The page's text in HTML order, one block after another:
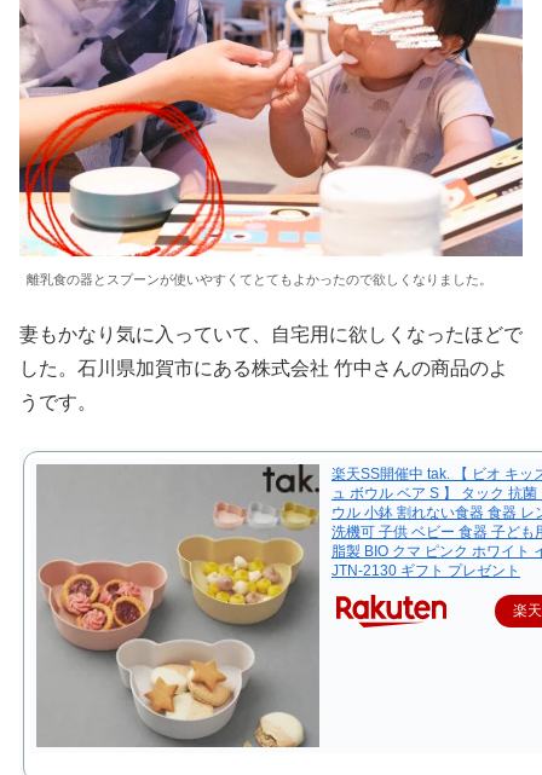
離乳食の器とスプーンが使いやすくてとてもよかったので欲しくなりました。
妻もかなり気に入っていて、自宅用に欲しくなったほどで
した。石川県加賀市にある株式会社 竹中さんの商品のよ
うです。
楽天SS開催中 tak. 【 ビオ キッ
ュ ボウル ベア S 】 タック 抗菌
ウル 小鉢 割れない食器 食器 レ
洗機可 子供 ベビー 食器 子ども
脂製 BIO クマ ピンク ホワイト
JTN-2130 ギフト プレゼント
楽